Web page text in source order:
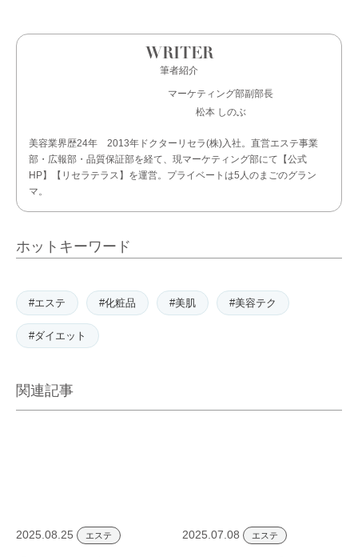
WRITER
筆者紹介
マーケティング部副部長
松本 しのぶ
美容業界歴24年 2013年ドクターリセラ(株)入社。直営エステ事業
部・広報部・品質保証部を経て、現マーケティング部にて【公式
HP】【リセラテラス】を運営。プライベートは5人のまごのグラン
マ。
ホットキーワード
#エステ #化粧品 #美肌 #美容テク
#ダイエット
関連記事
2025.08.25 エステ 2025.07.08 エステ